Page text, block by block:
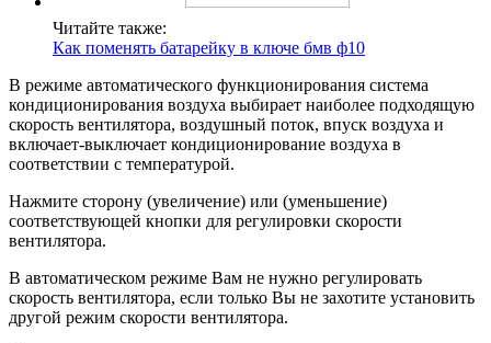
Читайте также:
Как поменять батарейку в ключе бмв ф10
В режиме автоматического функционирования система
кондиционирования воздуха выбирает наиболее подходящую
скорость вентилятора, воздушный поток, впуск воздуха и
включает-выключает кондиционирование воздуха в
соответствии с температурой.
Нажмите сторону (увеличение) или (уменьшение)
соответствующей кнопки для регулировки скорости
вентилятора.
В автоматическом режиме Вам не нужно регулировать
скорость вентилятора, если только Вы не захотите установить
другой режим скорости вентилятора.